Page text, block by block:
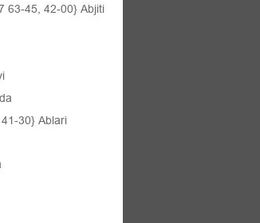
63-45, 42-00} Abjiti
30} Ablari